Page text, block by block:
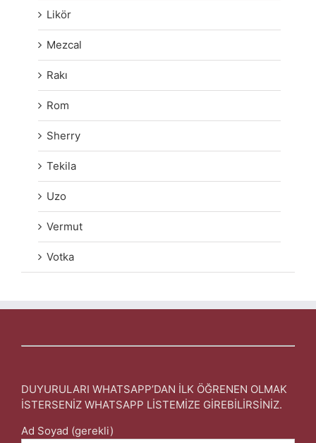
Likör
Mezcal
Rakı
Rom
Sherry
Tekila
Uzo
Vermut
Votka
DUYURULARI WHATSAPP’DAN İLK ÖĞRENEN OLMAK
İSTERSENİZ WHATSAPP LİSTEMİZE GİREBİLİRSİNİZ.
Ad Soyad (gerekli)